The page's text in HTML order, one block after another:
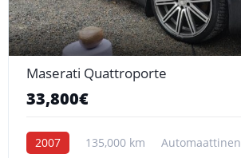
Maserati Quattroporte
33,800€
2007 135,000 km Automaattinen